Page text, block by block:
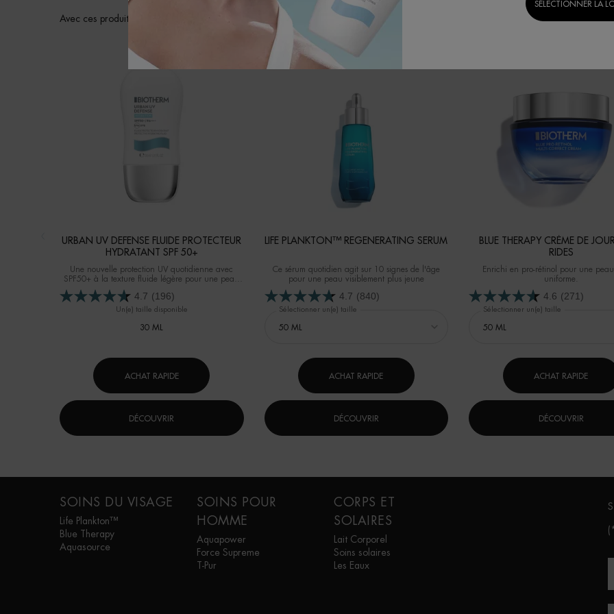
Avec ces produits, vous mettez en place une routine axée sur la régénération de la peau qui redonnera jeunesse et éclat à votre
URBAN UV DEFENSE FLUIDE PROTECTEUR
HYDRATANT SPF 50+
Une nouvelle protection UV quotidienne avec
SPF50+ à la texture fluide légère pour une peau
plus lisse, hydratée et protégée.
4.7 (196)
Un(e) taille disponible
30 ML
ACHAT RAPIDE
DÉCOUVRIR
LIFE PLANKTON™ REGENERATING SERUM
Ce sérum quotidien agit sur 10 signes de l'âge
pour une peau visiblement plus jeune
4.7 (840)
Sélectionner un(e) taille
ACHAT RAPIDE
DÉCOUVRIR
BLUE THERAPY CRÈME DE
RIDES
Enrichi en pro-rétinol pour une peau
uniforme.
4.6 (271)
Sélectionner un(e) taille
ACHAT RAPIDE
DÉCOUVRIR
SOINS DU VISAGE
Life Plankton™
Blue Therapy
Aquasource
SOINS POUR
HOMME
Aquapower
Force Supreme
T-Pur
CORPS ET
SOLAIRES
Lait Corporel
Soins solaires
Les Eaux
SÉLECTIONNER LA